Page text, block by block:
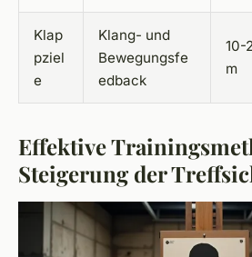
Klap
pziel
e
Klang- und
Bewegungsfe
edback
10-
m
Effektive
Steigerung der